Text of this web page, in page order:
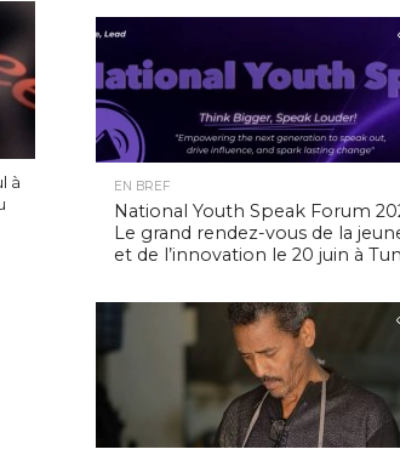
à
EN BREF
National Youth Speak Forum
Le grand rendez-vous de la
et de l’innovation le 20 juin à